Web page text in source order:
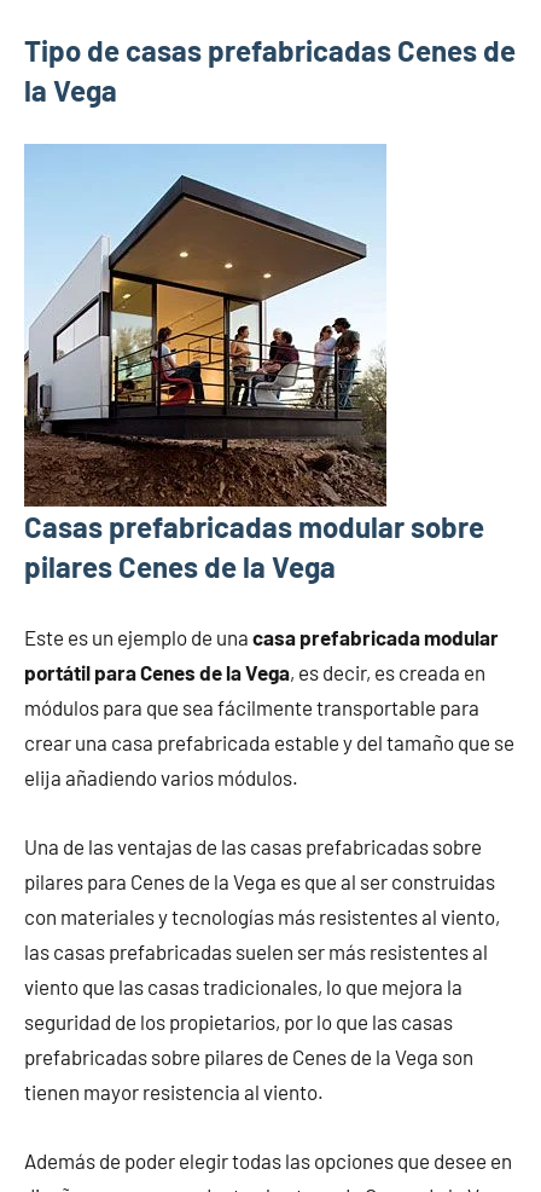
Tipo de casas prefabricadas Cenes de
la Vega
Casas prefabricadas modular sobre
pilares Cenes de la Vega
Este es un ejemplo de una casa prefabricada modular
portátil para Cenes de la Vega, es decir, es creada en
módulos para que sea fácilmente transportable para
crear una casa prefabricada estable y del tamaño que se
elija añadiendo varios módulos.
Una de las ventajas de las casas prefabricadas sobre
pilares para Cenes de la Vega es que al ser construidas
con materiales y tecnologías más resistentes al viento,
las casas prefabricadas suelen ser más resistentes al
viento que las casas tradicionales, lo que mejora la
seguridad de los propietarios, por lo que las casas
prefabricadas sobre pilares de Cenes de la Vega son
tienen mayor resistencia al viento.
Además de poder elegir todas las opciones que desee en